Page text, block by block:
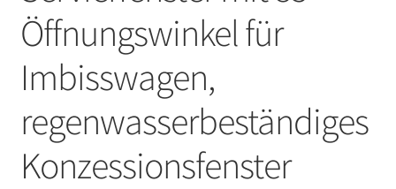
Öffnungswinkel für
Imbisswagen,
regenwasserbeständiges
Konzessionsfenster